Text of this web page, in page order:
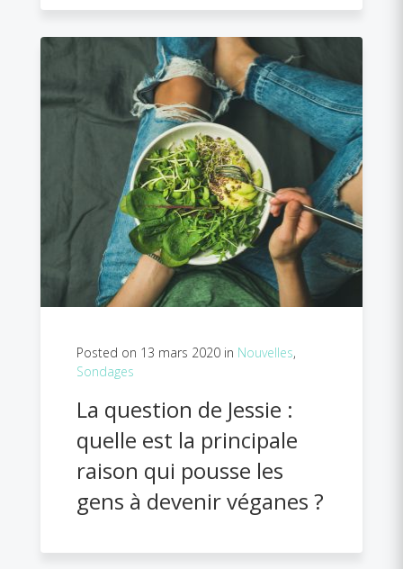
Posted on 13 mars 2020 in Nouvelles,
Sondages
La question de Jessie :
quelle est la principale
raison qui pousse les
gens à devenir véganes ?